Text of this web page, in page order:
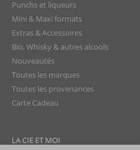
Punchs et liqueurs
Mini & Maxi formats
Extras & Accessoires
Bio, Whisky & autres alcools
Nouveautés
Toutes les marques
Toutes les provenances
Carte Cadeau
LA CIE ET MOI